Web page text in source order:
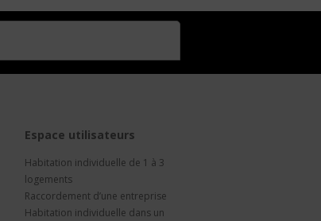
Espace utilisateurs
Habitation individuelle de 1 à 3
logements
Raccordement d’une entreprise
Habitation individuelle dans un